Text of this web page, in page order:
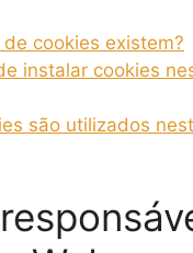
cookies existem?
instalar cookies
são utilizados